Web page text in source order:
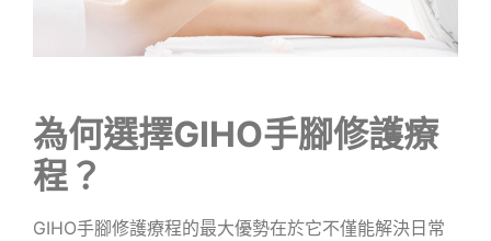
為何選擇GIHO手腳修護療
程？
GIHO手腳修護療程的最大優勢在於它不僅能解決日常